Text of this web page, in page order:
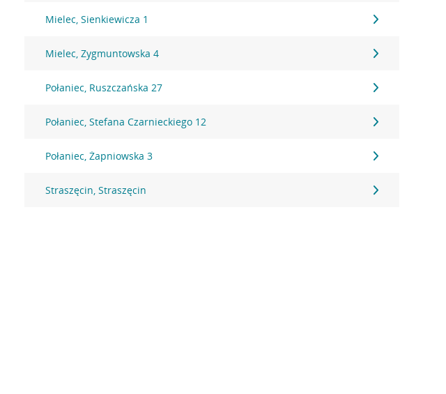
Mielec, Sienkiewicza 1
Mielec, Zygmuntowska 4
Połaniec, Ruszczańska 27
Połaniec, Stefana Czarnieckiego 12
Połaniec, Żapniowska 3
Straszęcin, Straszęcin